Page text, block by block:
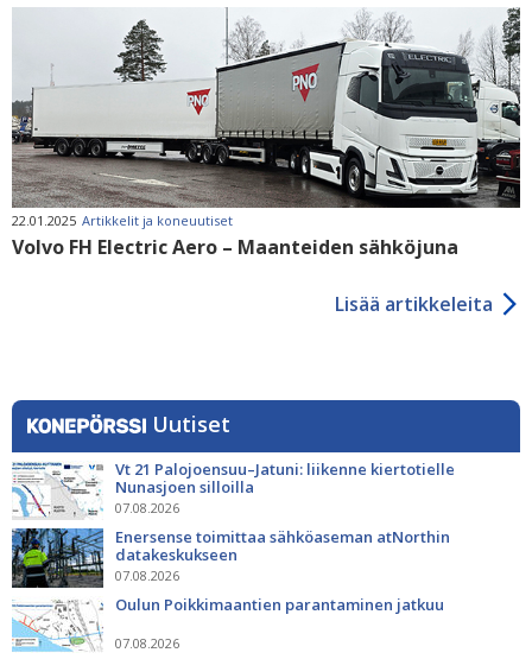
22.01.2025 Artikkelit ja koneuutiset
Volvo FH Electric Aero – Maanteiden sähköjuna
Lisää artikkeleita
Uutiset
Vt 21 Palojoensuu–Jatuni: liikenne kiertotielle
Nunasjoen silloilla
07.08.2026
Enersense toimittaa sähköaseman atNorthin
datakeskukseen
07.08.2026
Oulun Poikkimaantien parantaminen jatkuu
07.08.2026